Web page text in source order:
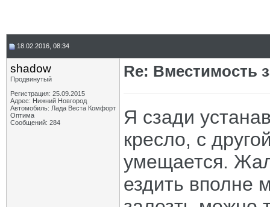
18.02.2016, 08:34
shadow
Продвинутый
Регистрация: 25.09.2015
Адрес: Нижний Новгород
Автомобиль: Лада Веста Комфорт
Оптима
Сообщений: 284
Re: Вместимость
Я сзади
кресло, с
умещается.
ездить вполне